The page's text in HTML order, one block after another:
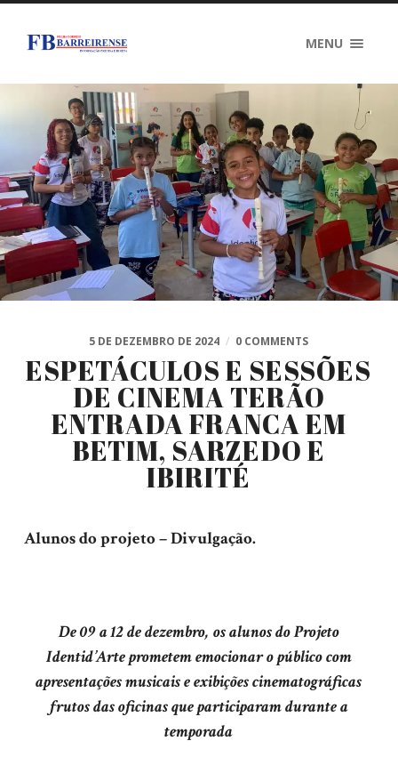
MENU
5 DE DEZEMBRO DE 2024 / 0 COMMENTS
ESPETÁCULOS E SESSÕES
DE CINEMA TERÃO
ENTRADA FRANCA EM
BETIM, SARZEDO E
IBIRITÉ
Alunos do projeto – Divulgação.
De 09 a 12 de dezembro, os alunos do Projeto
Identid’Arte prometem emocionar o público com
apresentações musicais e exibições cinematográficas
frutos das oficinas que participaram durante a
temporada